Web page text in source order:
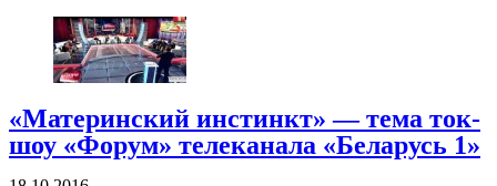
«Материнский инстинкт» — тема ток-
шоу «Форум» телеканала «Беларусь 1»